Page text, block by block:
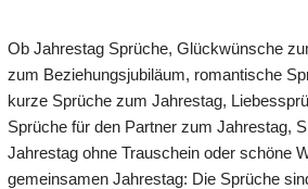
Ob Jahrestag Sprüche, Glückwünsche
zum Beziehungsjubiläum, romantische
kurze Sprüche zum Jahrestag,
Sprüche für den Partner zum Jahrestag,
Jahrestag ohne Trauschein oder schöne
gemeinsamen Jahrestag: Die Sprüche